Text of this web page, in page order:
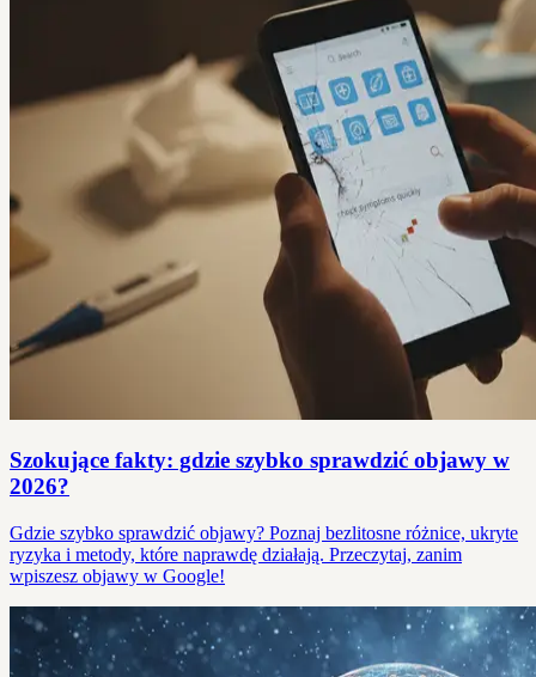
Szokujące fakty: gdzie szybko sprawdzić objawy w
2026?
Gdzie szybko sprawdzić objawy? Poznaj bezlitosne różnice, ukryte
ryzyka i metody, które naprawdę działają. Przeczytaj, zanim
wpiszesz objawy w Google!